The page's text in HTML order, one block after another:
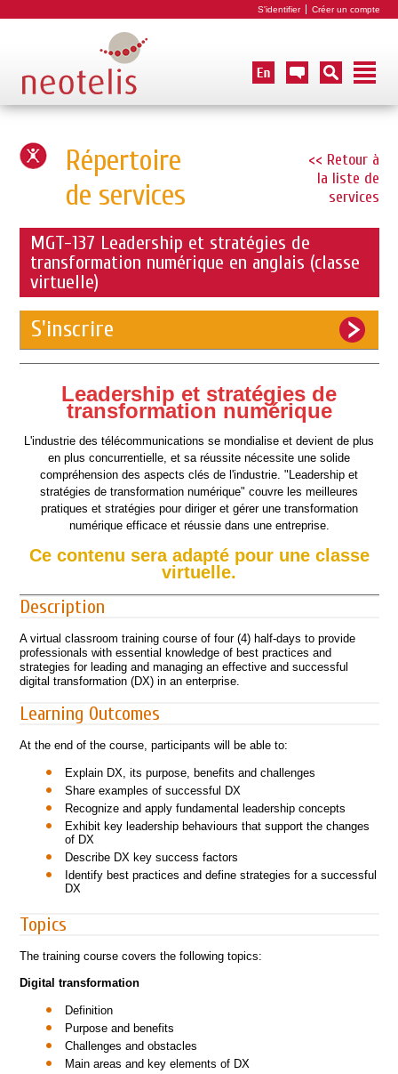
S'identifier Créer un compte
<< Retour à
la liste de
services
Répertoire
de services
MGT-137 Leadership et stratégies de
transformation numérique en anglais (classe
virtuelle)
S'inscrire
Leadership et stratégies de
transformation numérique
L'industrie des télécommunications se mondialise et devient de plus
en plus concurrentielle, et sa réussite nécessite une solide
compréhension des aspects clés de l'industrie. "Leadership et
stratégies de transformation numérique" couvre les meilleures
pratiques et stratégies pour diriger et gérer une transformation
numérique efficace et réussie dans une entreprise.
Ce contenu sera adapté pour une classe
virtuelle.
Description
A virtual classroom training course of four (4) half-days to provide
professionals with essential knowledge of best practices and
strategies for leading and managing an effective and successful
digital transformation (DX) in an enterprise.
Learning Outcomes
At the end of the course, participants will be able to:
Explain DX, its purpose, benefits and challenges
Share examples of successful DX
Recognize and apply fundamental leadership concepts
Exhibit key leadership behaviours that support the changes
of DX
Describe DX key success factors
Identify best practices and define strategies for a successful
DX
Topics
The training course covers the following topics:
Digital transformation
Definition
Purpose and benefits
Challenges and obstacles
Main areas and key elements of DX